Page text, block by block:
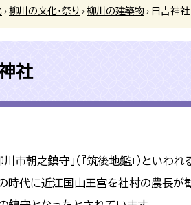
› 柳川の文化・祭り › 柳川の建築物 › 日吉神社
社
市朝之鎮守」（『筑後地鑑』）といわ
時代に近江国山王宮を社村の農長が